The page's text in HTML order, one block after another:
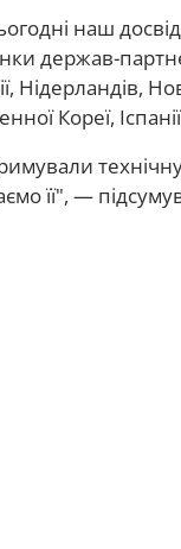
наш
держав-
Нідерландів,
Кореї,
її", —